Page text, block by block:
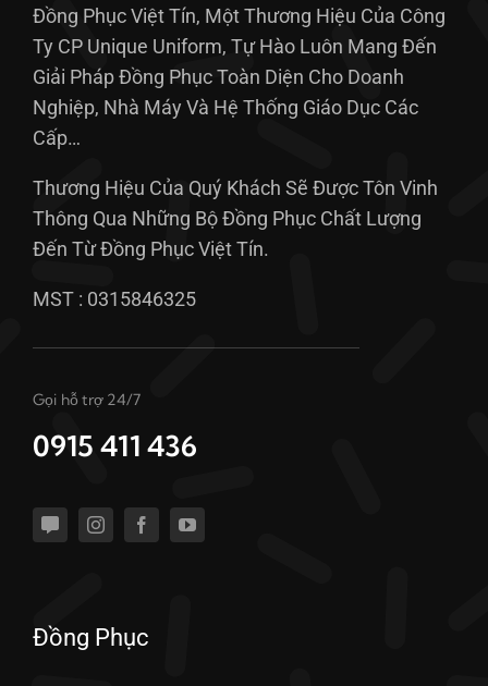
Đồng Phục Việt Tín, Một Thương Hiệu Của Công
Ty CP Unique Uniform, Tự Hào Luôn Mang Đến
Giải Pháp Đồng Phục Toàn Diện Cho Doanh
Nghiệp, Nhà Máy Và Hệ Thống Giáo Dục Các
Cấp…
Thương Hiệu Của Quý Khách Sẽ Được Tôn Vinh
Thông Qua Những Bộ Đồng Phục Chất Lượng
Đến Từ Đồng Phục Việt Tín.
MST : 0315846325
Gọi hỗ trợ 24/7
0915 411 436
Đồng Phục